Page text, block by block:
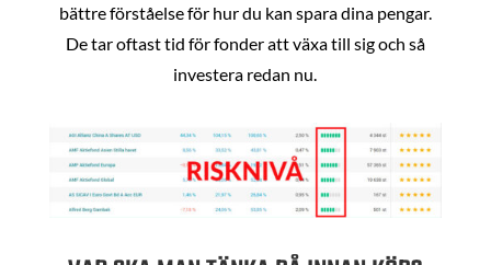
bättre förståelse för hur du kan spara dina pengar.
De tar oftast tid för fonder att växa till sig och så
investera redan nu.